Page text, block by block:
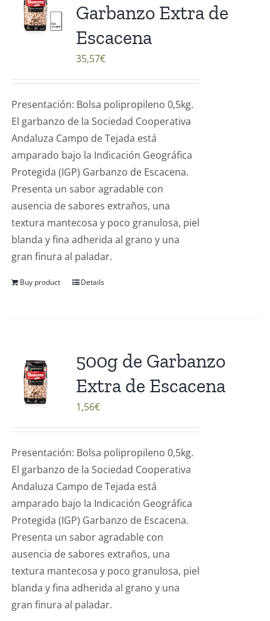
Garbanzo Extra de
Escacena
35,57€
Presentación: Bolsa polipropileno 0,5kg.
El garbanzo de la Sociedad Cooperativa
Andaluza Campo de Tejada está
amparado bajo la Indicación Geográfica
Protegida (IGP) Garbanzo de Escacena.
Presenta un sabor agradable con
ausencia de sabores extraños, una
textura mantecosa y poco granulosa, piel
blanda y fina adherida al grano y una
gran finura al paladar.
Buy product Details
500g de Garbanzo
Extra de Escacena
1,56€
Presentación: Bolsa polipropileno 0,5kg.
El garbanzo de la Sociedad Cooperativa
Andaluza Campo de Tejada está
amparado bajo la Indicación Geográfica
Protegida (IGP) Garbanzo de Escacena.
Presenta un sabor agradable con
ausencia de sabores extraños, una
textura mantecosa y poco granulosa, piel
blanda y fina adherida al grano y una
gran finura al paladar.